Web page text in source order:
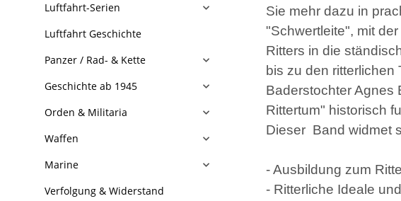
Sie mehr dazu in
"Schwertleite", mit
Ritters in die
bis zu den
Baderstochter Agnes
Rittertum" historisch
Dieser Band widmet
- Ausbildung zum
- Ritterliche Ideale
Luftfahrt-Serien
Luftfahrt Geschichte
Panzer / Rad- & Kette
Geschichte ab 1945
Orden & Militaria
Waffen
Marine
Verfolgung & Widerstand